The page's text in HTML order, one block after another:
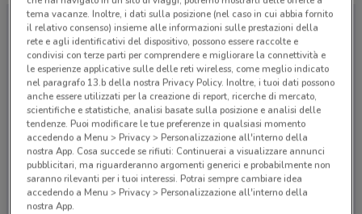
tema vacanze. Inoltre, i dati sulla posizione (nel caso in cui abbia fornito
il relativo consenso) insieme alle informazioni sulle prestazioni della
rete e agli identificativi del dispositivo, possono essere raccolte e
condivisi con terze parti per comprendere e migliorare la connettività e
le esperienze applicative sulle delle reti wireless, come meglio indicato
nel paragrafo 13.b della nostra Privacy Policy. Inoltre, i tuoi dati possono
anche essere utilizzati per la creazione di report, ricerche di mercato,
scientifiche e statistiche, analisi basate sulla posizione e analisi delle
tendenze. Puoi modificare le tue preferenze in qualsiasi momento
accedendo a Menu > Privacy > Personalizzazione all'interno della
nostra App. Cosa succede se rifiuti: Continuerai a visualizzare annunci
pubblicitari, ma riguarderanno argomenti generici e probabilmente non
saranno rilevanti per i tuoi interessi. Potrai sempre cambiare idea
accedendo a Menu > Privacy > Personalizzazione all'interno della
nostra App.